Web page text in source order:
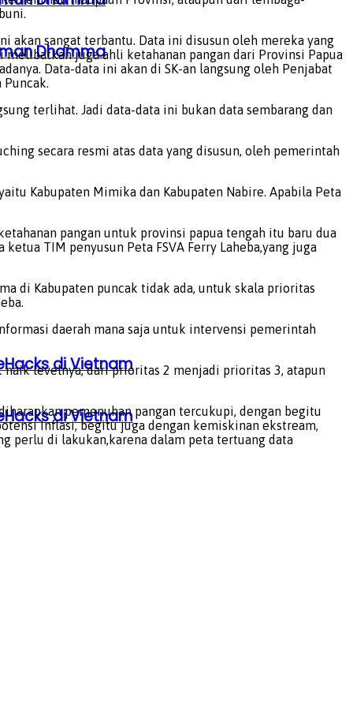
di Vietnam
Dhamma
di Vietnam
akan sangat terbantu. Data ini disusun oleh mereka yang
juga ahli ketahanan pangan dari Provinsi Papua
Data-data ini akan di SK-an langsung oleh Penjabat
terlihat. Jadi data-data ini bukan data sembarang dan
secara resmi atas data yang disusun, oleh pemerintah
Kabupaten Mimika dan Kabupaten Nabire. Apabila Peta
pangan untuk provinsi papua tengah itu baru dua
TIM penyusun Peta FSVA Ferry Laheba,yang juga
di Kabupaten puncak tidak ada, untuk skala prioritas
daerah mana saja untuk intervensi pemerintah
naik levelnya, dari prioritas 2 menjadi prioritas 3, atapun
pemenuhan pangan tercukupi, dengan begitu
Inflasi, begitu juga dengan kemiskinan ekstream,
perlu di lakukan,karena dalam peta tertuang data